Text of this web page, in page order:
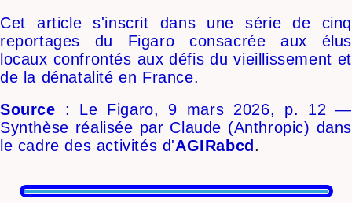
Cet article s'inscrit dans une série de cinq
reportages du Figaro consacrée aux élus
locaux confrontés aux défis du vieillissement et
de la dénatalité en France.
Source : Le Figaro, 9 mars 2026, p. 12 —
Synthèse réalisée par Claude (Anthropic) dans
le cadre des activités d'AGIRabcd .